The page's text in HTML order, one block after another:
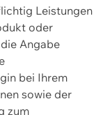
Leistungen
oder
Angabe
bei Ihrem
sowie der
zum